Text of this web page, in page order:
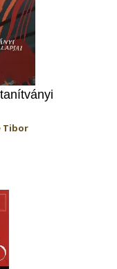
Tibor